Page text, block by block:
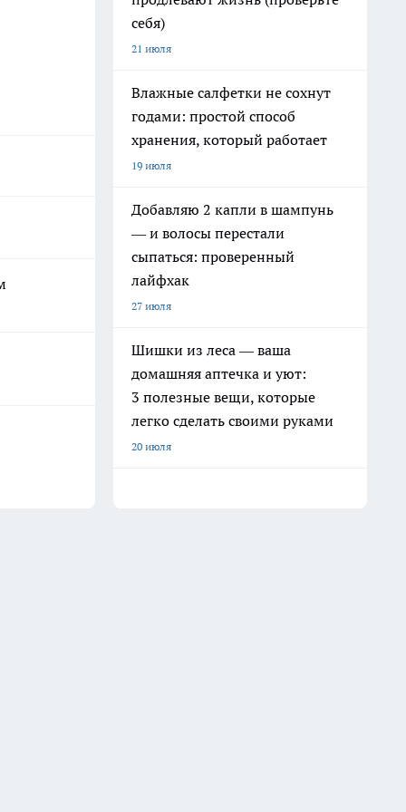
себя)
21 июля
Влажные салфетки не сохнут
годами: простой способ
хранения, который работает
19 июля
Добавляю 2 капли в шампунь
— и волосы перестали
сыпаться: проверенный
лайфхак
27 июля
Шишки из леса — ваша
домашняя аптечка и уют:
3 полезные вещи, которые
легко сделать своими руками
20 июля